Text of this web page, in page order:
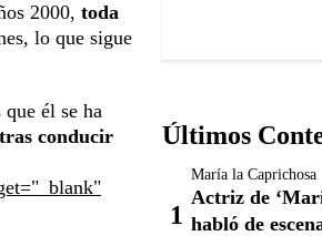
2000, toda
lo que sigue
él se ha
conducir
Últimos
María la Caprichosa
Actriz de
habló de